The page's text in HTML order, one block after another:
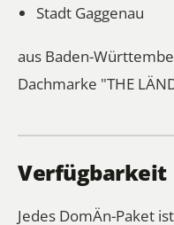
Stadt Gaggenau
aus Baden-
Dachmarke "THE
Verfügbarkeit
Jedes DomÄn-Paket